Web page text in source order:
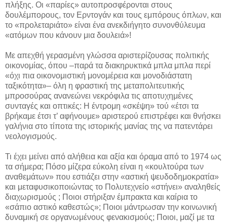
πλήξης. Οι «παρίες» αυτοπροσφέρονται στους
δουλέμπορους, τον Ερντογάν και τους εμπόρους όπλων, και
το «προλεταριάτο» είναι ένα ανεκδιήγητο συνονθύλευμα
«ατόμων που κάνουν μια δουλειά»!
Με απεχθή γερασμένη γλώσσα αριστερίζουσας πολιτικής
οικονομίας, όπου –παρά τα διακηρυκτικά μπλα μπλα περί
«όχι πια οικονομιστική μονομέρεια και μονοδιάστατη
ταξικότητα»– όλη η φραστική της μεταπολιτευτικής
μπροσούρας ανανεώνει νεκρόφιλα τις αποτυχημένες
συνταγές και οπτικές: Η έντρομη «σκέψη» τού «έτσι τα
βρήκαμε έτσι τ’ αφήνουμε» αριστερού επιστρέφει και θνήσκει
γαλήνια στο τίποτα της ιστορικής μανίας της να πατεντάρει
νεολογισμούς.
Τι έχει μείνει από αλήθεια και αξία και όραμα από το 1974 ως
τα σήμερα; Πόσο μίζερα εύκολη είναι η «κουλτούρα των
αναθεμάτων» που εστιάζει στην «αστική ψευδοδημοκρατία»
και μεταφυσικοποιώντας το Πολυτεχνείο «στήνει» αναληθείς
διαχωρισμούς ; Ποιοι στήριξαν έμπρακτα και καίρια το
«σάπιο αστικό καθεστώς»; Ποιοι μάντρωσαν την κοινωνική
δυναμική σε οργανωμένους φενακισμούς; Ποιοι, μαζί με τα